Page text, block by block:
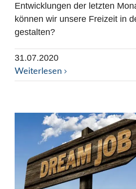
Entwicklungen der letzten
können wir unsere Freizeit in
gestalten?
31.07.2020
Weiterlesen